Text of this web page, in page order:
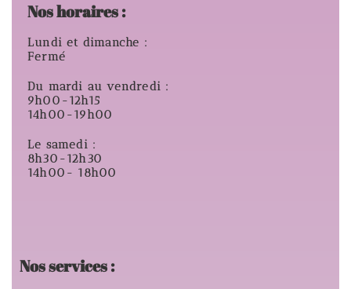
Nos horaires :
Lundi et dimanche :
Fermé
Du mardi au vendredi :
9h00-12h15
14h00-19h00
Le samedi :
8h30-12h30
14h00- 18h00
Nos services :